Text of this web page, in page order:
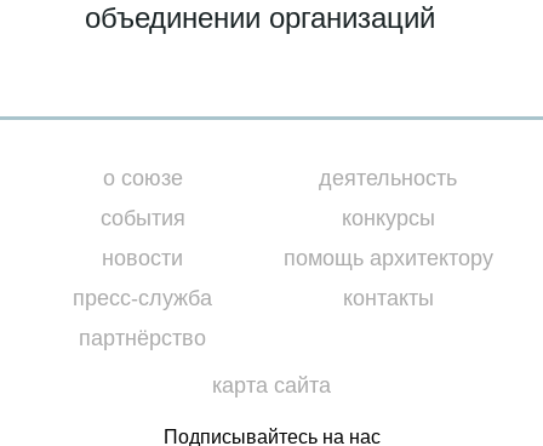
объединении организаций
о союзе
события
новости
пресс-служба
партнёрство
деятельность
конкурсы
помощь архитектору
контакты
карта сайта
Подписывайтесь на нас